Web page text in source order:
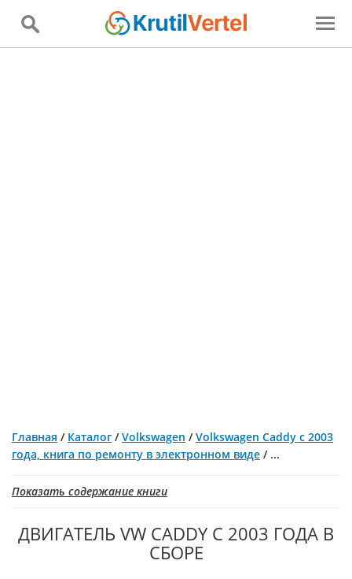
Главная / Каталог /Volkswagen /Volkswagen Caddy с 2003
года, книга по ремонту в электронном виде / ...
Показать содержание книги
ДВИГАТЕЛЬ VW CADDY С 2003 ГОДА В
СБОРЕ